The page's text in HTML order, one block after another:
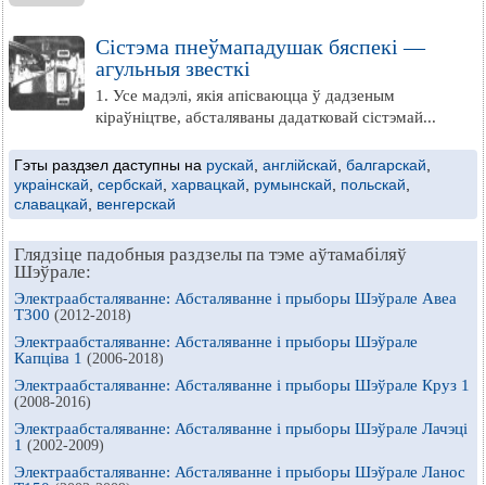
Сістэма пнеўмападушак бяспекі —
агульныя звесткі
1. Усе мадэлі, якія апісваюцца ў дадзеным
кіраўніцтве, абсталяваны дадатковай сістэмай...
Гэты раздзел даступны на рускай англійскай балгарскай
украінскай сербскай харвацкай румынскай польскай
славацкай
венгерскай
Глядзіце падобныя раздзелы па тэме аўтамабіляў
Шэўрале:
Электраабсталяванне: Абсталяванне і прыборы Шэўрале Авеа
Т300 (2012-2018)
Электраабсталяванне: Абсталяванне і прыборы Шэўрале
Капціва 1 (2006-2018)
Электраабсталяванне: Абсталяванне і прыборы Шэўрале Круз 1
(2008-2016)
Электраабсталяванне: Абсталяванне і прыборы Шэўрале Лачэці
1 (2002-2009)
Электраабсталяванне: Абсталяванне і прыборы Шэўрале Ланос